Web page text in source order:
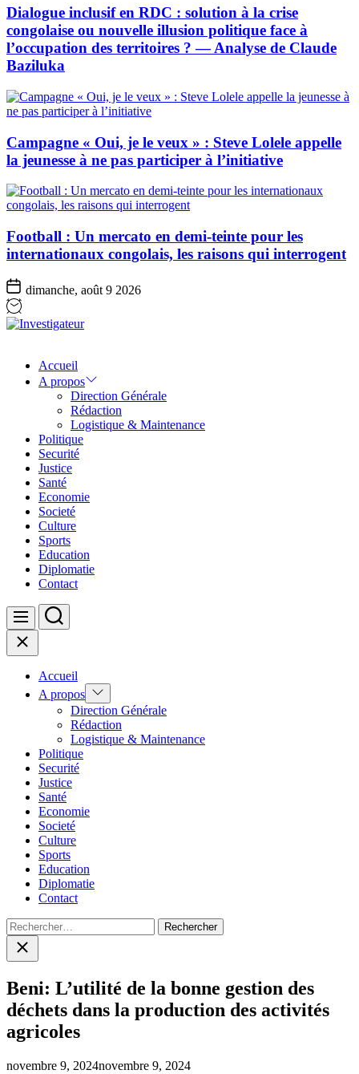
Dialogue inclusif en RDC : solution à la crise
congolaise ou nouvelle illusion politique face à
l’occupation des territoires ? — Analyse de Claude
Baziluka
Campagne « Oui, je le veux » : Steve Lolele appelle
la jeunesse à ne pas participer à l’initiative
Football : Un mercato en demi-teinte pour les
internationaux congolais, les raisons qui interrogent
dimanche, août 9 2026
Accueil
A propos
Direction Générale
Rédaction
Logistique & Maintenance
Politique
Securité
Justice
Santé
Economie
Societé
Culture
Sports
Education
Diplomatie
Contact
Menu Search
Close
Accueil
A propos Show
sub
menu
Direction Générale
Rédaction
Logistique & Maintenance
Politique
Securité
Justice
Santé
Economie
Societé
Culture
Sports
Education
Diplomatie
Contact
Rechercher :
Close
search
Beni: L’utilité de la bonne gestion des
déchets dans la production des activités
agricoles
novembre 9, 2024novembre 9, 2024